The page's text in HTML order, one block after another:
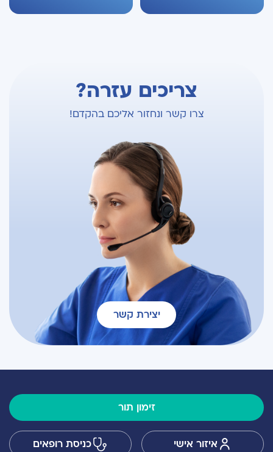
צריכים עזרה?
צרו קשר ונחזור אליכם בהקדם!
יצירת קשר
זימון תור
איזור אישי כניסת רופאים